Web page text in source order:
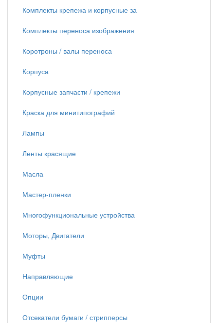
Комплекты крепежа и корпусные за
Комплекты переноса изображения
Коротроны / валы переноса
Корпуса
Корпусные запчасти / крепежи
Краска для минитипографий
Лампы
Ленты красящие
Масла
Мастер-пленки
Многофункциональные устройства
Моторы, Двигатели
Муфты
Направляющие
Опции
Отсекатели бумаги / стрипперсы